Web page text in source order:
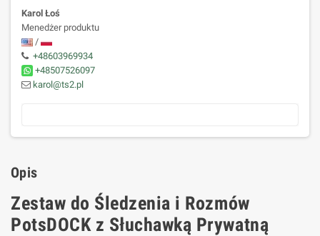
Karol Łoś
Menedżer produktu
/
+48603969934
+48507526097
karol@ts2.pl
Opis
Zestaw do Śledzenia i Rozmów
PotsDOCK z Słuchawką Prywatną